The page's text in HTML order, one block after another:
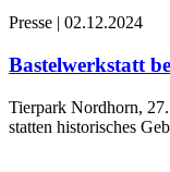
Presse | 02.12.2024
Bastelwerkstatt
Tierpark Nordhorn,
statten historisches